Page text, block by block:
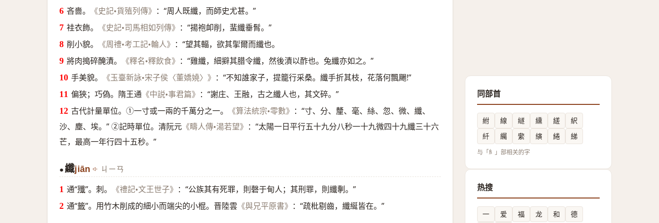
吝嗇。
《史記•貨殖列傳》
：“周人既纖，而師史尤甚。”
袿衣飾。
《史記•司馬相如列傳》
：“揚袍卹削，蜚纖垂髾。”
削小貌。
《周禮•考工記•輪人》
：“望其輻，欲其揱爾而纖也。
將肉搗碎醃漬。
《釋名•釋飲食》
：“雞纖，細擗其腊令纖，然後漬以酢也。兔纖亦如之。”
手美貌。
《玉臺新詠•宋子侯〈董嬌嬈〉》
：“不知誰家子，提籠行采桑。纖手折其枝，花落何飄颺!”
偏狹；巧偽。隋王通 《中説•事君篇》
：“謝庄、王融，古之纖人也，其文碎。”
古代計量單位。①一寸或一兩的千萬分之一。
《算法統宗•零數》
：“寸、分、釐、毫、絲、忽、微、纖、
沙、塵、埃。” ②記時單位。清阮元 《疇人傳•湯若望》
：“太陽一日平行五十九分八秒一十九微四十九纖三十六
芒，最高一年行四十五秒。”
● 纖jiān ㄐㄧㄢ
通“殲”。刺。 《禮記•文王世子》
：“公族其有死罪，則磬于甸人；其刑罪，則纖剸。”
通“籤”。用竹木削成的細小而端尖的小棍。晋陸雲 《與兄平原書》 ：“疏枇剔齒，纖綖皆在。”
同部首
紨 線 繸 纁 縒
䋇
䊹
䌵 䌠 縯 綣 綈
与「糹」部相关的字
热搜
一 爱 福 龙 和 德